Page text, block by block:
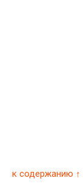
к содержанию ↑